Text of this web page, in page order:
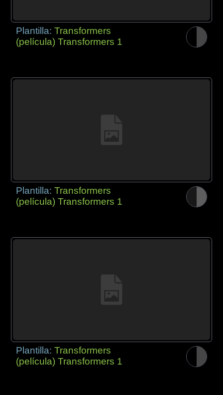
Plantilla:Transformers
(película) Transformers 1
Plantilla:Transformers
(película) Transformers 1
Plantilla:Transformers
(película) Transformers 1